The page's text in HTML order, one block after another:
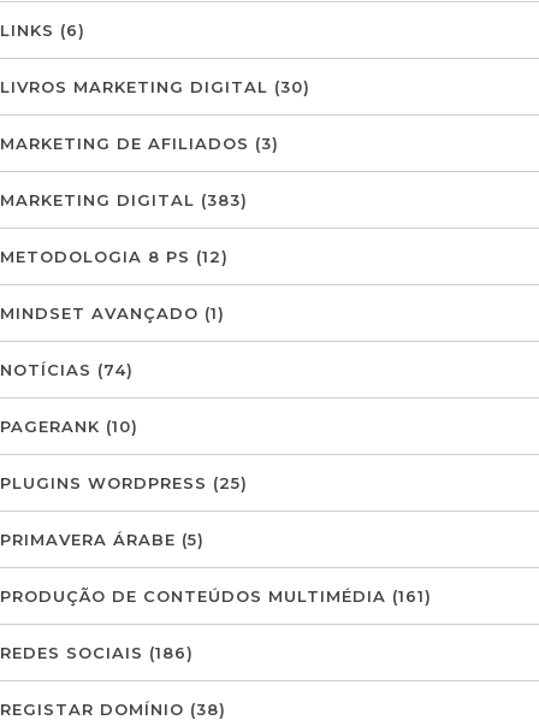
LINKS (6)
LIVROS MARKETING DIGITAL (30)
MARKETING DE AFILIADOS (3)
MARKETING DIGITAL (383)
METODOLOGIA 8 PS (12)
MINDSET AVANÇADO (1)
NOTÍCIAS (74)
PAGERANK (10)
PLUGINS WORDPRESS (25)
PRIMAVERA ÁRABE (5)
PRODUÇÃO DE CONTEÚDOS MULTIMÉDIA (161)
REDES SOCIAIS (186)
REGISTAR DOMÍNIO (38)